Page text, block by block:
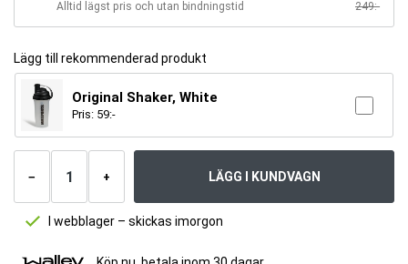
Alltid lägst pris och utan bindningstid 249:-
Lägg till rekommenderad produkt
Original Shaker, White
Pris: 59:-
−
Antal
+ LÄGG I KUNDVAGN
I webblager – skickas imorgon